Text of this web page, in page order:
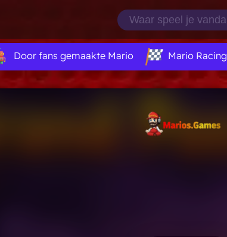
Door fans gemaakte Mario Mario Racing